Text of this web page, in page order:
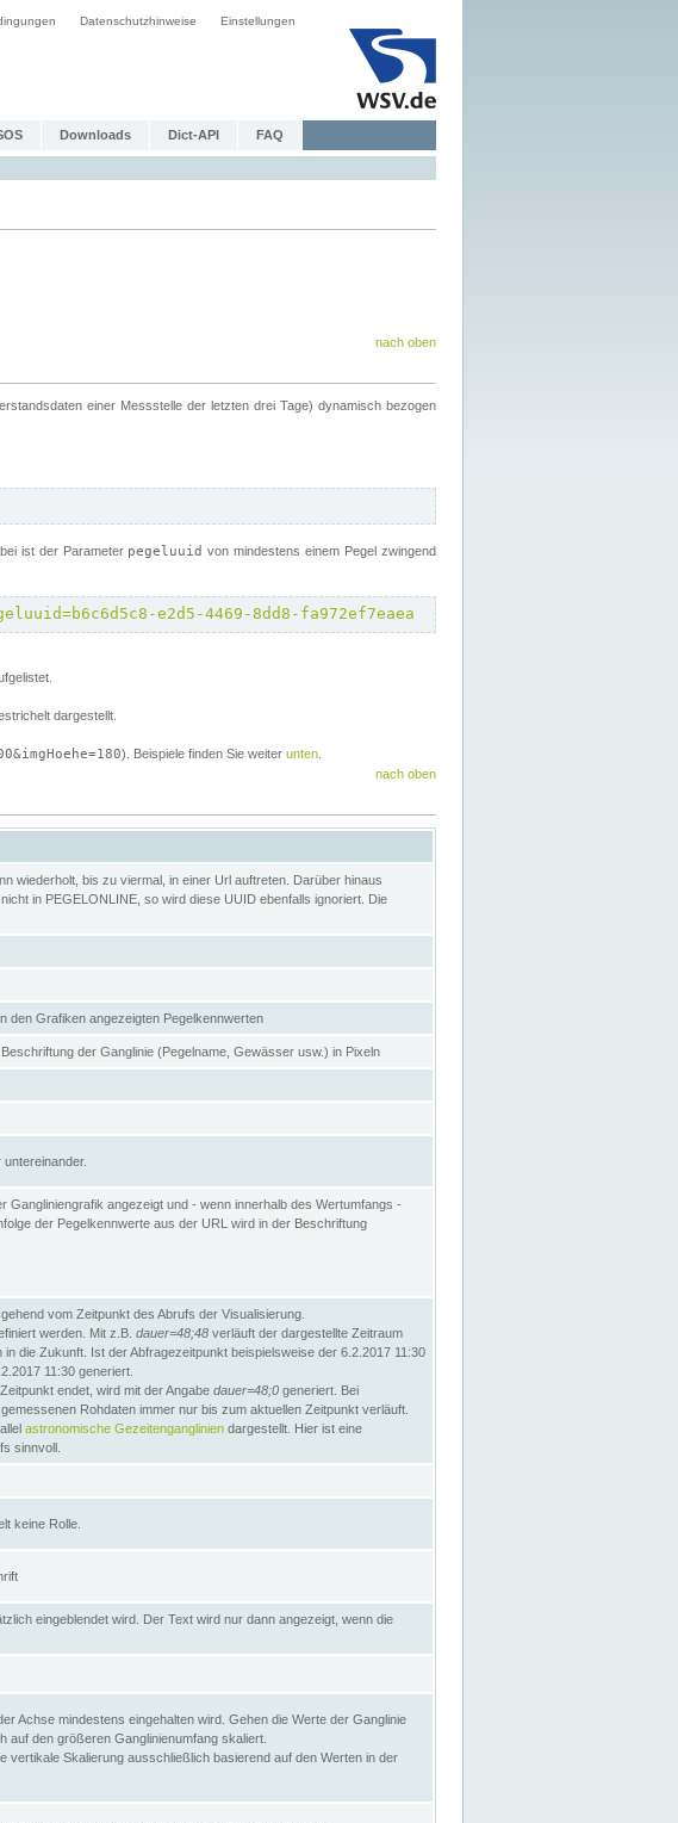
Datenschutzhinweise Einstellungen
Downloads Dict-API FAQ
nach oben
einer Messstelle der letzten drei Tage) dynamisch bezogen
ist der Parameter pegeluuid von mindestens einem Pegel zwingend
e2d5-4469-8dd8-fa972ef7eaea
dargestellt.
). Beispiele finden Sie weiter unten
nach oben
wiederholt, bis zu viermal, in einer Url auftreten. Darüber hinaus
in PEGELONLINE, so wird diese UUID ebenfalls ignoriert. Die
den Grafiken angezeigten Pegelkennwerten
der Ganglinie (Pegelname, Gewässer usw.) in Pixeln
Gangliniengrafik angezeigt und - wenn innerhalb des Wertumfangs -
der Pegelkennwerte aus der URL wird in der Beschriftung
vom Zeitpunkt des Abrufs der Visualisierung.
werden. Mit z.B. dauer=48;48 verläuft der dargestellte Zeitraum
die Zukunft. Ist der Abfragezeitpunkt beispielsweise der 6.2.2017 11:30
11:30 generiert.
endet, wird mit der Angabe dauer=48;0 generiert. Bei
Rohdaten immer nur bis zum aktuellen Zeitpunkt verläuft.
astronomische Gezeitenganglinien dargestellt. Hier ist eine
sinnvoll.
keine Rolle.
eingeblendet wird. Der Text wird nur dann angezeigt, wenn die
Achse mindestens eingehalten wird. Gehen die Werte der Ganglinie
auf den größeren Ganglinienumfang skaliert.
vertikale Skalierung ausschließlich basierend auf den Werten in der